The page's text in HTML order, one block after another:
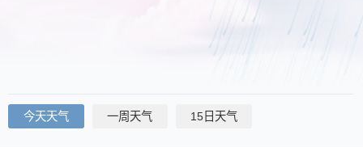
今天天气 一周天气 15日天气